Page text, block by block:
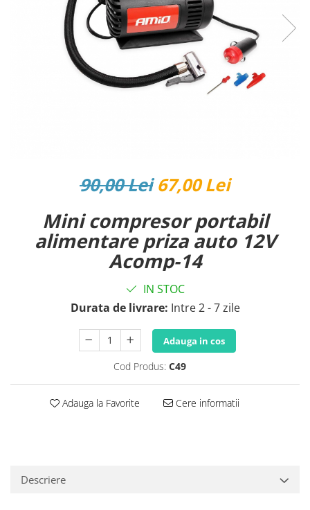
Reparatii si Renovare
90,00 Lei 67,00 Lei
Mini compresor portabil
alimentare priza auto 12V
Acomp-14
IN STOC
Durata de livrare: Intre 2 - 7 zile
Adauga in cos
Cod Produs: C49
Adauga la Favorite Cere informatii
Descriere